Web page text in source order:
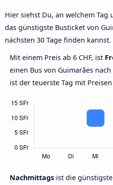
Hier siehst Du, an welchem Tag
das günstigste Busticket von
nächsten 30 Tage finden kannst.
Mit einem Preis ab 6 CHF, ist
einen Bus von Guimarães nach
ist der teuerste Tag mit Preisen
Nachmittags ist die